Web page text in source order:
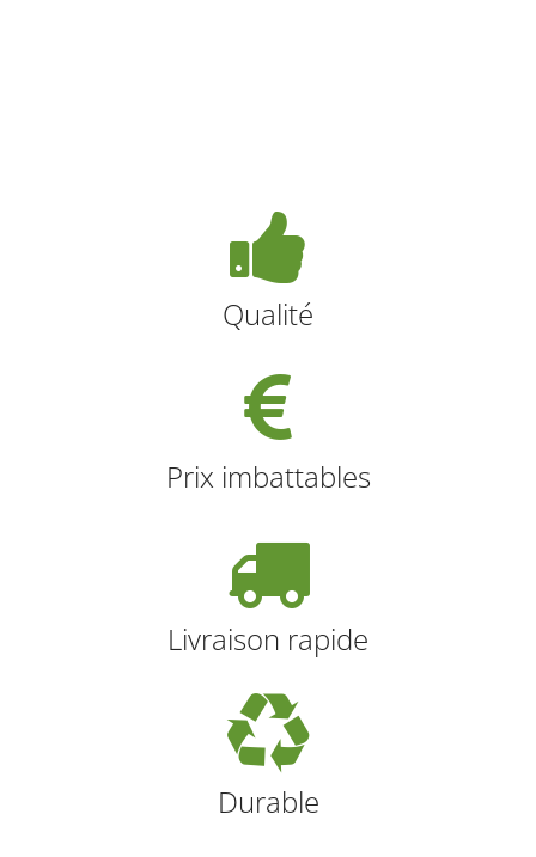
Qualité
Prix imbattables
Livraison rapide
Durable